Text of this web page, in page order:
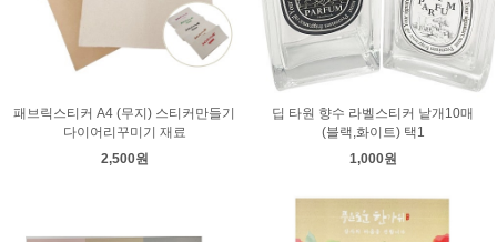
패브릭스티커 A4 (무지) 스티커만들기
다이어리꾸미기 재료
2,500원
딥 타원 향수 라벨스티커 낱개10매
(블랙,화이트) 택1
1,000원